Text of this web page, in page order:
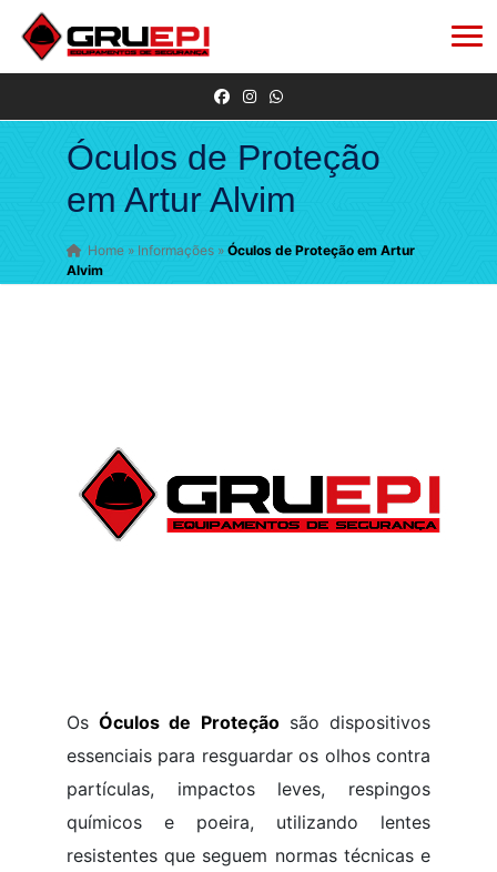
Óculos de Proteção
em Artur Alvim
Home» Informações » Óculos de Proteção em Artur
Alvim
OsÓculos de Proteçãosão dispositivos
essenciais para resguardar os olhos contra
partículas, impactos leves, respingos
químicos e poeira, utilizando lentes
resistentes que seguem normas técnicas e